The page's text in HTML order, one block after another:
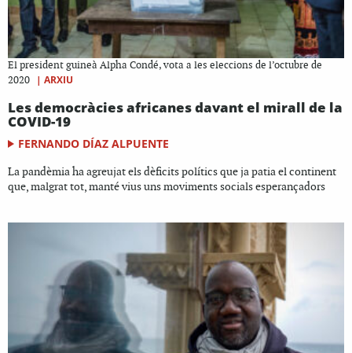
El president guineà Alpha Condé, vota a les eleccions de l’octubre de
2020
| ARXIU
Les democràcies africanes davant el mirall de la
COVID-19
FERNANDO DÍAZ ALPUENTE
La pandèmia ha agreujat els dèficits polítics que ja patia el continent
que, malgrat tot, manté vius uns moviments socials esperançadors